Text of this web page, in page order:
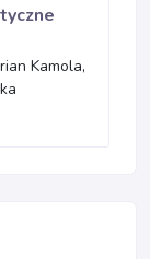
Kamola,